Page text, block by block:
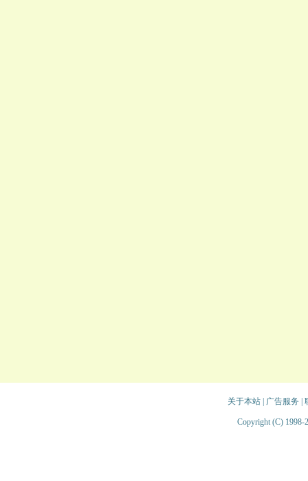
关于本站| 广告服务
Copyright (C) 1998-